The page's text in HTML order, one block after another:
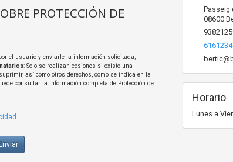
PROTECCIÓN DE
el usuario y enviarle la información solicitada;
: Solo se realizan cesiones si existe una
así como otros derechos, como se indica en la
consultar la información completa de Protección de
.
Enviar
Passeig
08600
Horario
Lunes a